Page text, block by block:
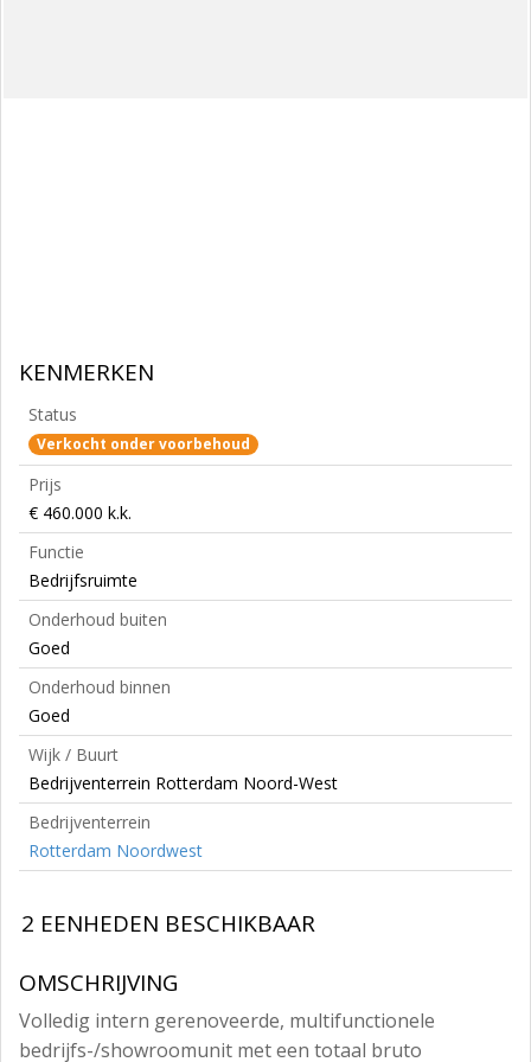
KENMERKEN
Status
Verkocht onder voorbehoud
Prijs
€ 460.000 k.k.
Functie
Bedrijfsruimte
Onderhoud buiten
Goed
Onderhoud binnen
Goed
Wijk / Buurt
Bedrijventerrein Rotterdam Noord-West
Bedrijventerrein
Rotterdam Noordwest
2 EENHEDEN BESCHIKBAAR
OMSCHRIJVING
Volledig intern gerenoveerde, multifunctionele
bedrijfs-/showroomunit met een totaal bruto